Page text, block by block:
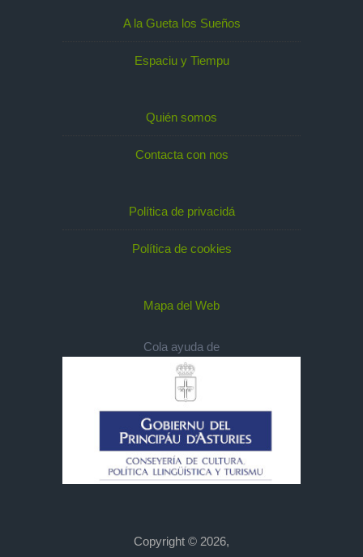
A la Gueta los Sueños
Espaciu y Tiempu
Quién somos
Contacta con nos
Política de privacidá
Política de cookies
Mapa del Web
Cola ayuda de
Copyright © 2026,